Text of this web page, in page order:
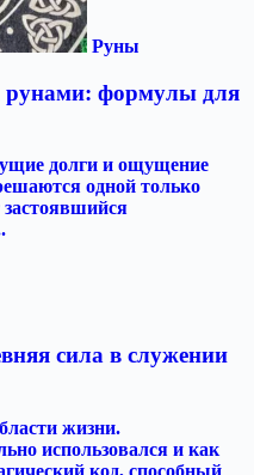
Руны
рунами: формулы для
долги и ощущение
одной только
сила в служении
жизни.
использовался и как
код, способный